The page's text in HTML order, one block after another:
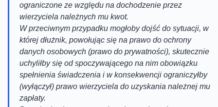
ograniczone ze względu na dochodzenie przez
wierzyciela należnych mu kwot.
W przeciwnym przypadku mogłoby dojść do sytuacji, w
której dłużnik, powołując się na prawo do ochrony
danych osobowych (prawo do prywatności), skutecznie
uchyliłby się od spoczywającego na nim obowiązku
spełnienia świadczenia i w konsekwencji ograniczyłby
(wyłączył) prawo wierzyciela do uzyskania należnej mu
zapłaty.